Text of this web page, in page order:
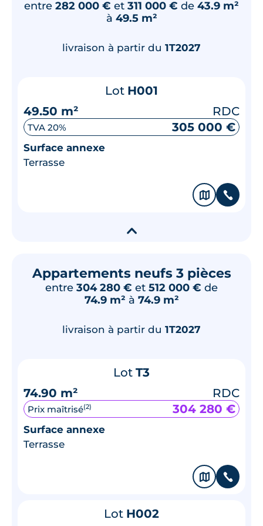
entre 282 000 € et 311 000 € de 43.9 m²
à 49.5 m²
livraison à partir du 1T2027
Lot H001
49.50 m²
RDC
TVA 20% 305 000 €
Surface annexe
Terrasse
🗞 📞
▾
Appartements neufs 3 pièces
entre 304 280 € et 512 000 € de
74.9 m² à 74.9 m²
livraison à partir du 1T2027
Lot T3
74.90 m²
RDC
Prix maîtrisé(2) 304 280 €
Surface annexe
Terrasse
🗞 📞
Lot H002